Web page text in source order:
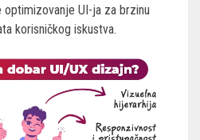
UI-ja za brzinu
korisničkog iskustva.